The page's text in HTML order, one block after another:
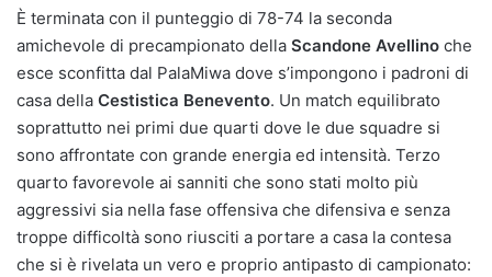
È terminata con il punteggio di 78-74 la seconda
amichevole di precampionato della Scandone Avellino che
esce sconfitta dal PalaMiwa dove s’impongono i padroni di
casa della Cestistica Benevento. Un match equilibrato
soprattutto nei primi due quarti dove le due squadre si
sono affrontate con grande energia ed intensità. Terzo
quarto favorevole ai sanniti che sono stati molto più
aggressivi sia nella fase offensiva che difensiva e senza
troppe difficoltà sono riusciti a portare a casa la contesa
che si è rivelata un vero e proprio antipasto di campionato: